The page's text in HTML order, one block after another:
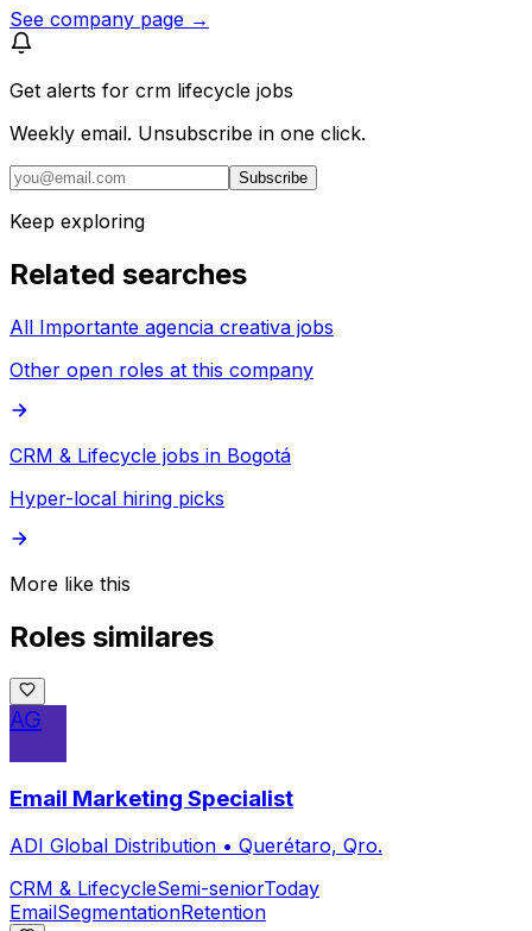
See company page →
Get alerts for crm lifecycle jobs
Weekly email. Unsubscribe in one click.
Subscribe
Keep exploring
Related searches
All Importante agencia creativa jobs
Other open roles at this company
CRM & Lifecycle jobs in Bogotá
Hyper-local hiring picks
More like this
Roles similares
AG
Email Marketing Specialist
ADI Global Distribution • Querétaro, Qro.
CRM & LifecycleSemi-seniorToday
EmailSegmentationRetention